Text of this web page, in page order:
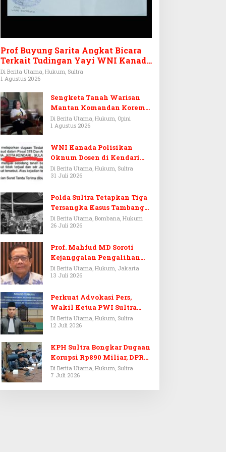
Prof Buyung Sarita Angkat Bicara
Terkait Tudingan Yayi WNI Kanada
Ditagih Utang Rp3,6 Miliar
Di Berita Utama, Hukum, Sultra
1 Agustus 2026
Sengketa Tanah Warisan
Mantan Komandan Korem
143/HO, Ketika Warisan
Menjadi Arena Pemerasan
Di Berita Utama, Hukum, Opini
1 Agustus 2026
WNI Kanada Polisikan
Oknum Dosen di Kendari
Terkait Aset Puluhan Miliar
Di Berita Utama, Hukum, Sultra
31 Juli 2026
Polda Sultra Tetapkan Tiga
Tersangka Kasus Tambang
Emas Ilegal di Bombana
Di Berita Utama, Bombana, Hukum
26 Juli 2026
Prof. Mahfud MD Soroti
Kejanggalan Pengalihan
Penyelidikan Tersangka
Febrie Adriansyah
Di Berita Utama, Hukum, Jakarta
13 Juli 2026
Perkuat Advokasi Pers,
Wakil Ketua PWI Sultra
Resmi Dilantik Menjadi
Advokat PERADI
Di Berita Utama, Hukum, Sultra
12 Juli 2026
KPH Sultra Bongkar Dugaan
Korupsi Rp890 Miliar, DPRD
Sultra Gelar RDP
Di Berita Utama, Hukum, Sultra
7 Juli 2026